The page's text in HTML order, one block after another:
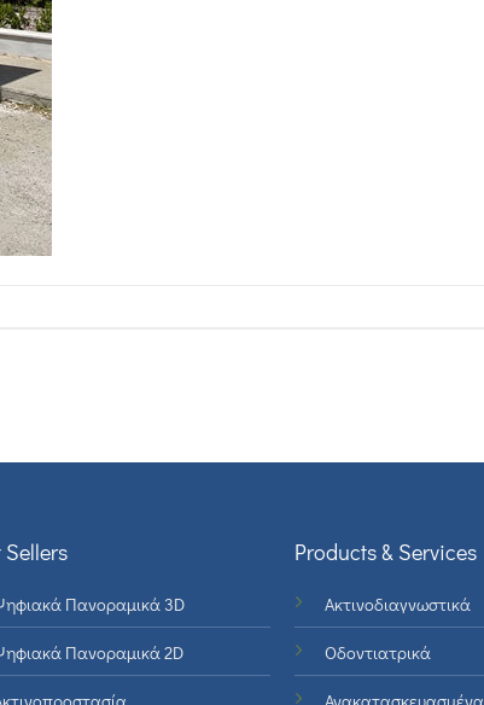
Sellers
Πανοραμικά 3D
Πανοραμικά 2D
Products & Services
Ακτινοδιαγνωστικά
Οδοντιατρικά
Ανακατασκευασμένα